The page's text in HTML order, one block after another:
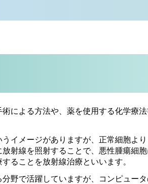
による方法や、薬を使用する化学療
イメージがありますが、正常細胞よ
射線を照射することで、悪性腫瘍細
ることを放射線治療といいます。
野で活躍していますが、コンピュー